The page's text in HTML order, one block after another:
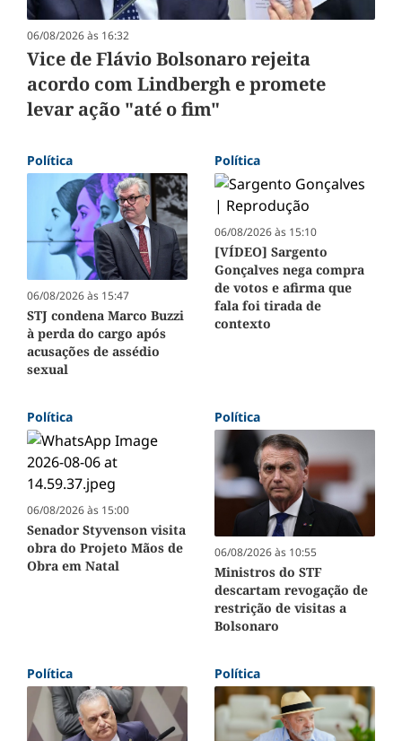
06/08/2026 às 16:32
Vice de Flávio Bolsonaro rejeita
acordo com Lindbergh e promete
levar ação "até o fim"
Política
06/08/2026 às 15:47
STJ condena Marco Buzzi
à perda do cargo após
acusações de assédio
sexual
Política
06/08/2026 às 15:10
[VÍDEO] Sargento
Gonçalves nega compra
de votos e afirma que
fala foi tirada de
contexto
Política
06/08/2026 às 15:00
Senador Styvenson visita
obra do Projeto Mãos de
Obra em Natal
Política
06/08/2026 às 10:55
Ministros do STF
descartam revogação de
restrição de visitas a
Bolsonaro
Política Política